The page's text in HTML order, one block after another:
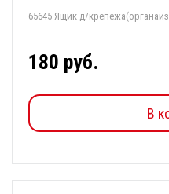
65645 Ящик д/
180 руб.
В